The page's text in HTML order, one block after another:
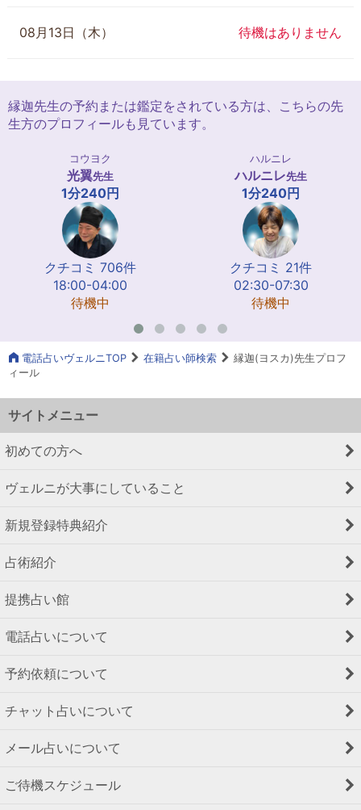
08月13日（木） 待機はありません
縁迦先生の予約または鑑定をされている方は、こちらの先
生方のプロフィールも見ています。
コウヨク
光翼先生
1分240円
クチコミ 706件
18:00-04:00
待機中
ハルニレ
ハルニレ先生
1分240円
クチコミ 21件
02:30-07:30
待機中
電話占いヴェルニTOP 在籍占い師検索
縁迦(ヨスカ)先生プロフ
ィール
サイトメニュー
初めての方へ
ヴェルニが大事にしていること
新規登録特典紹介
占術紹介
提携占い館
電話占いについて
予約依頼について
チャット占いについて
メール占いについて
ご待機スケジュール